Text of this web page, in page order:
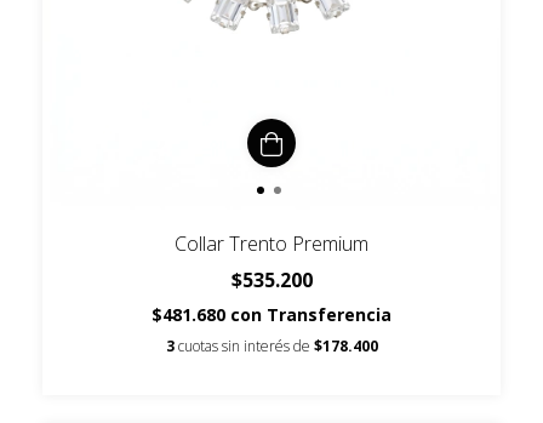
Collar Trento Premium
$535.200
$481.680 con Transferencia
3 cuotas sin interés de $178.400